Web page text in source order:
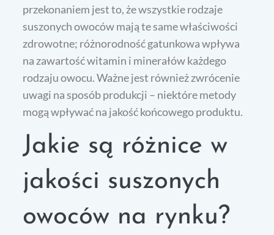
przekonaniem jest to, że wszystkie rodzaje
suszonych owoców mają te same właściwości
zdrowotne; różnorodność gatunkowa wpływa
na zawartość witamin i minerałów każdego
rodzaju owocu. Ważne jest również zwrócenie
uwagi na sposób produkcji – niektóre metody
mogą wpływać na jakość końcowego produktu.
Jakie są różnice w
jakości suszonych
owoców na rynku?